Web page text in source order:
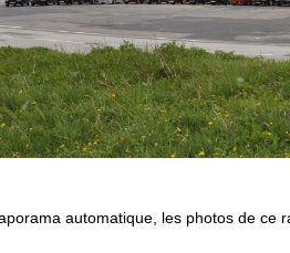
automatique, les photos de ce